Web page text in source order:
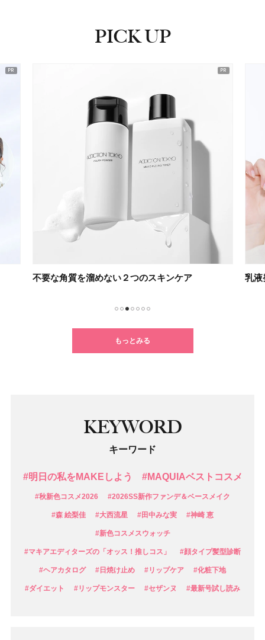
PICK UP
不要な角質を溜めない２つのスキンケア 乳液
もっとみる
KEYWORD
キーワード
#明日の私をMAKEしよう #MAQUIAベストコスメ
#秋新色コスメ2026 #2026SS新作ファンデ＆ベースメイク
#森 絵梨佳 #大西流星 #田中みな実 #神崎 恵
#新色コスメスウォッチ
#マキアエディターズの「オッス！推しコス」 #顔タイプ髪型診断
#ヘアカタログ #日焼け止め #リップケア #化粧下地
#ダイエット #リップモンスター #セザンヌ #最新号試し読み